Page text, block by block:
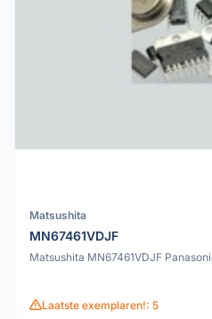
Matsushita
MN67461VDJF
Matsushita MN67461VDJF
Laatste exemplaren!: 5